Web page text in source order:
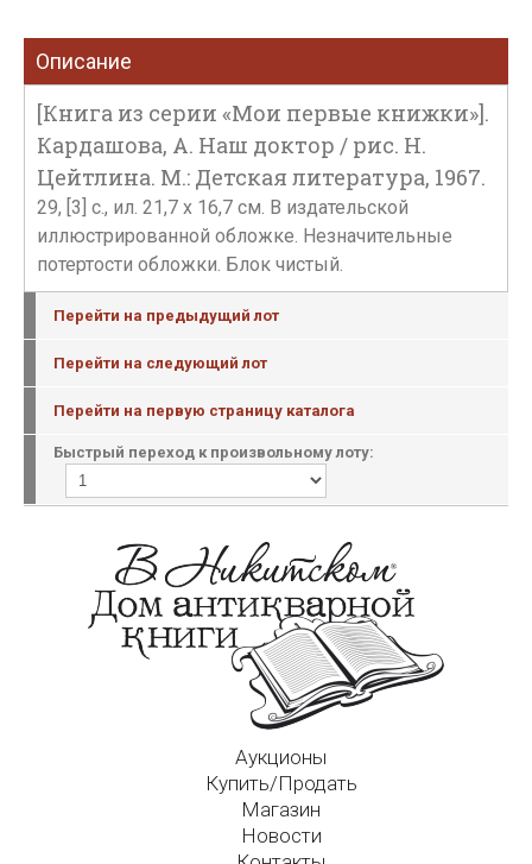
Описание
[Книга из серии «Мои первые книжки»].
Кардашова, А. Наш доктор / рис. Н.
Цейтлина. М.: Детская литература, 1967.
29, [3] с., ил. 21,7 х 16,7 см. В издательской
иллюстрированной обложке. Незначительные
потертости обложки. Блок чистый.
Перейти на предыдущий лот
Перейти на следующий лот
Перейти на первую страницу каталога
Быстрый переход к произвольному лоту:
Аукционы
Купить/Продать
Магазин
Новости